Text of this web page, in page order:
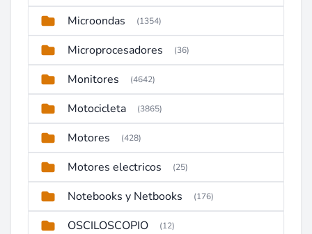
Microondas (1354)
Microprocesadores (36)
Monitores (4642)
Motocicleta (3865)
Motores (428)
Motores electricos (25)
Notebooks y Netbooks (176)
OSCILOSCOPIO (12)